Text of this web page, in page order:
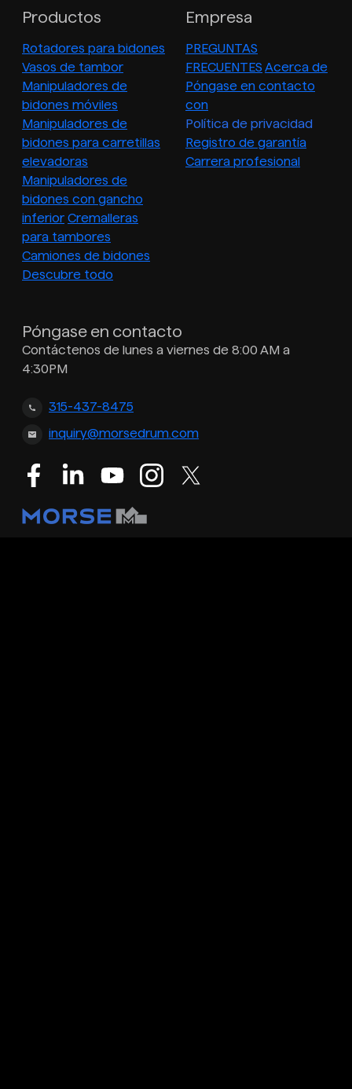
Productos
Rotadores para bidones
Vasos de tambor
Manipuladores de
bidones móviles
Manipuladores de
bidones para carretillas
elevadoras
Manipuladores de
bidones con gancho
inferior Cremalleras
para tambores
Camiones de bidones
Descubre todo
Empresa
PREGUNTAS
FRECUENTES Acerca de
Póngase en contacto
con
Política de privacidad
Registro de garantía
Carrera profesional
Póngase en contacto
Contáctenos de lunes a viernes de 8:00 AM a
4:30PM
315-437-8475
inquiry@morsedrum.com